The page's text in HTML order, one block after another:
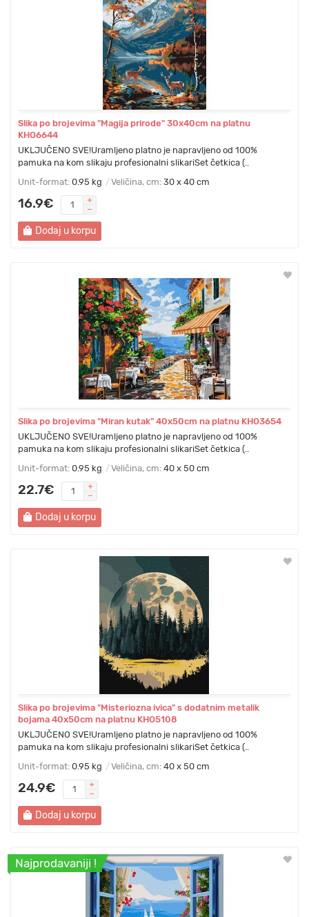
Slika po brojevima "Magija prirode" 30x40cm na platnu
KHO6644
UKLJUČENO SVE!Uramljeno platno je napravljeno od 100%
pamuka na kom slikaju profesionalni slikariSet četkica (..
Unit-format: 0.95 kg Veličina, cm: 30 x 40 cm
16.9€
Dodaj u korpu
Slika po brojevima "Miran kutak" 40x50cm na platnu KHO3654
UKLJUČENO SVE!Uramljeno platno je napravljeno od 100%
pamuka na kom slikaju profesionalni slikariSet četkica (..
Unit-format: 0.95 kg Veličina, cm: 40 x 50 cm
22.7€
Dodaj u korpu
Slika po brojevima "Misteriozna ivica" s dodatnim metalik
bojama 40x50cm na platnu KHO5108
UKLJUČENO SVE!Uramljeno platno je napravljeno od 100%
pamuka na kom slikaju profesionalni slikariSet četkica (..
Unit-format: 0.95 kg Veličina, cm: 40 x 50 cm
24.9€
Dodaj u korpu
Najprodavaniji !